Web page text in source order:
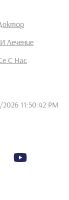
Лечение
С Нас
11:50:42 PM